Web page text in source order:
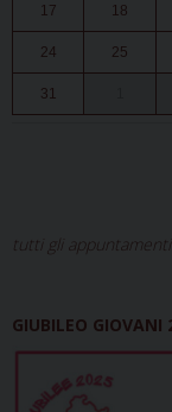
17 18
24 25
31
tutti gli appuntamenti...
GIUBILEO GIOVANI